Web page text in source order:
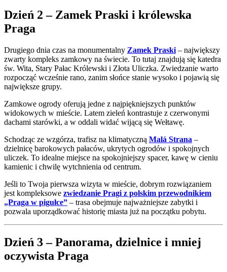
Dzień 2 – Zamek Praski i królewska
Praga
Drugiego dnia czas na monumentalny Zamek Praski – największy
zwarty kompleks zamkowy na świecie. To tutaj znajdują się katedra
św. Wita, Stary Pałac Królewski i Złota Uliczka. Zwiedzanie warto
rozpocząć wcześnie rano, zanim słońce stanie wysoko i pojawią się
największe grupy.
Zamkowe ogrody oferują jedne z najpiękniejszych punktów
widokowych w mieście. Latem zieleń kontrastuje z czerwonymi
dachami starówki, a w oddali widać wijącą się Wełtawę.
Schodząc ze wzgórza, trafisz na klimatyczną Malá Strana –
dzielnicę barokowych pałaców, ukrytych ogrodów i spokojnych
uliczek. To idealne miejsce na spokojniejszy spacer, kawę w cieniu
kamienic i chwilę wytchnienia od centrum.
Jeśli to Twoja pierwsza wizyta w mieście, dobrym rozwiązaniem
jest kompleksowe zwiedzanie Pragi z polskim przewodnikiem
„Praga w pigułce” – trasa obejmuje najważniejsze zabytki i
pozwala uporządkować historię miasta już na początku pobytu.
Dzień 3 – Panorama, dzielnice i mniej
oczywista Praga